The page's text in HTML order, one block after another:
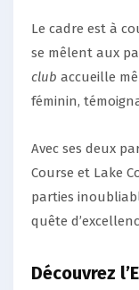
Le cadre est à
se mêlent aux
club accueille
féminin,
Avec ses deux
Course et Lake
parties
quête
Découvrez